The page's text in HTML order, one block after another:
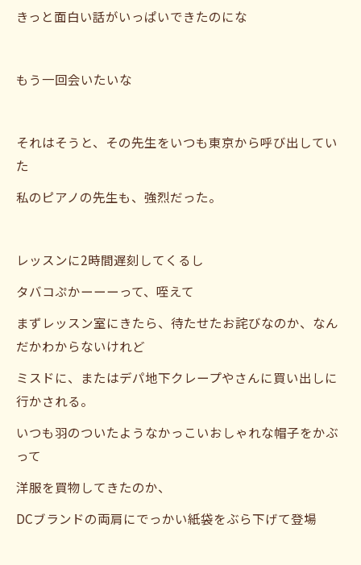
きっと面白い話がいっぱいできたのにな
もう一回会いたいな
それはそうと、その先生をいつも東京から呼び出してい
た
私のピアノの先生も、強烈だった。
レッスンに2時間遅刻してくるし
タバコぷかーーーって、咥えて
まずレッスン室にきたら、待たせたお詫びなのか、なん
だかわからないけれど
ミスドに、またはデパ地下クレープやさんに買い出しに
行かされる。
いつも羽のついたようなかっこいおしゃれな帽子をかぶ
って
洋服を買物してきたのか、
DCブランドの両肩にでっかい紙袋をぶら下げて登場